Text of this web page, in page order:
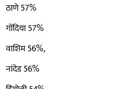
ठाणे 57%
गोंदिया 57%
वाशिम 56%,
नांदेड 56%